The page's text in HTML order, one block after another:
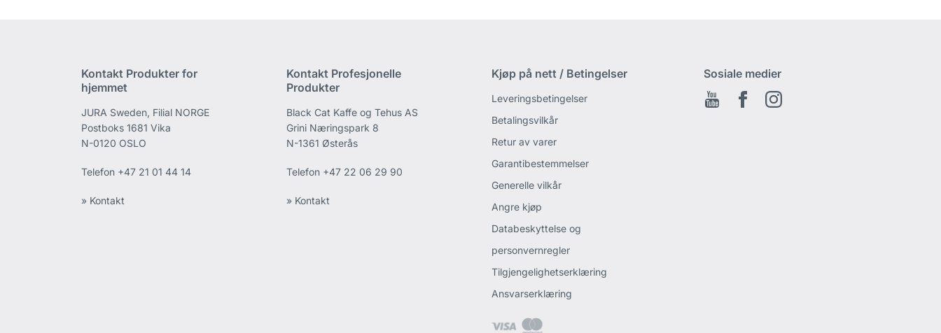
Kontakt Produkter for
hjemmet
JURA Sweden, Filial NORGE
Postboks 1681 Vika
N-0120 OSLO
Telefon +47 21 01 44 14
» Kontakt
Kontakt Profesjonelle
Produkter
Black Cat Kaffe og Tehus AS
Grini Næringspark 8
N-1361 Østerås
Telefon +47 22 06 29 90
» Kontakt
Kjøp på nett / Betingelser
Leveringsbetingelser
Betalingsvilkår
Retur av varer
Garantibestemmelser
Generelle vilkår
Angre kjøp
Databeskyttelse og
personvernregler
Tilgjengelighetserklæring
Ansvarserklæring
Sosiale medier
Youtube FacebookInstagram